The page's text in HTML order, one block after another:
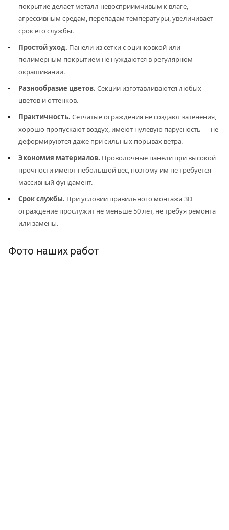
покрытие делает металл невосприимчивым к влаге,
агрессивным средам, перепадам температуры, увеличивает
срок его службы.
Простой уход. Панели из сетки с оцинковкой или
полимерным покрытием не нуждаются в регулярном
окрашивании.
Разнообразие цветов. Секции изготавливаются любых
цветов и оттенков.
Практичность. Сетчатые ограждения не создают затенения,
хорошо пропускают воздух, имеют нулевую парусность — не
деформируются даже при сильных порывах ветра.
Экономия материалов. Проволочные панели при высокой
прочности имеют небольшой вес, поэтому им не требуется
массивный фундамент.
Срок службы. При условии правильного монтажа 3D
ограждение прослужит не меньше 50 лет, не требуя ремонта
или замены.
Фото наших работ